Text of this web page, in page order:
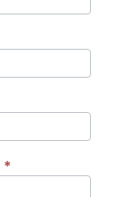
*